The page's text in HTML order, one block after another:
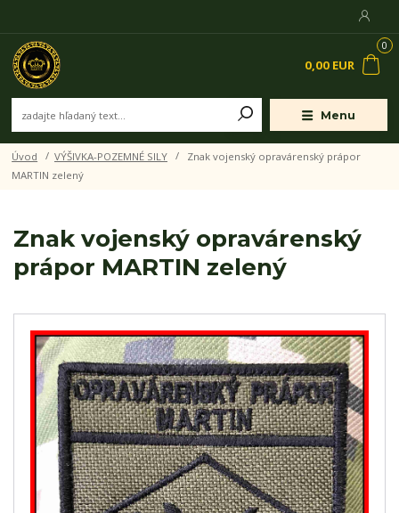
Menu
0
0,00 EUR
Úvod VÝŠIVKA-POZEMNÉ SILY
Znak vojenský opravárenský prápor
MARTIN zelený
Znak vojenský opravárenský
prápor MARTIN zelený